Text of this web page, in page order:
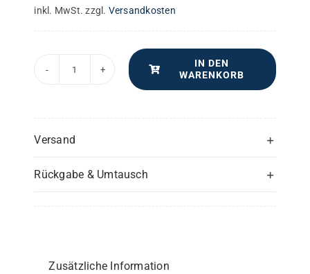
inkl. MwSt. zzgl. Versandkosten
und
–
Stimme
IN DEN
WARENKORB
Versand
Rückgabe & Umtausch
Zusätzliche Information